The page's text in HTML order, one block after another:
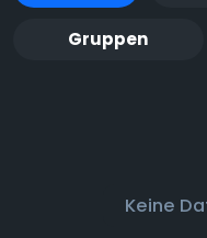
Gruppen
Keine